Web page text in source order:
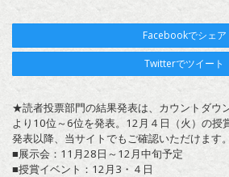
Facebookでシェア
Twitterでツイート
★読者投票部門の結果発表は、カウントダウ
より10位～6位を発表。12月４日（火）の授
発表以降、当サイトでもご確認いただけます。
■展示会：11月28日～12月中旬予定
■授賞イベント：12月3・４日